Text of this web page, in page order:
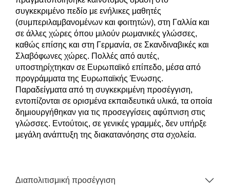
συγκεκριμένο πεδίο με ενήλικες μαθητές
(συμπεριλαμβανομένων και φοιτητών), στη Γαλλία και
σε άλλες χώρες όπου μιλούν ρωμανικές γλώσσες,
καθώς επίσης και στη Γερμανία, σε Σκανδιναβικές και
Σλαβόφωνες χώρες. Πολλές από αυτές,
υποστηρίχτηκαν σε Ευρωπαϊκό επίπεδο, μέσα από
προγράμματα της Ευρωπαϊκής Ένωσης.
Παραδείγματα από τη συγκεκριμένη προσέγγιση,
εντοπίζονται σε ορισμένα εκπαιδευτικά υλικά, τα οποία
δημιουργήθηκαν για τις προσεγγίσεις αφύπνιση στις
γλώσσες. Εντούτοις, σε γενικές γραμμές, δεν υπήρξε
μεγάλη ανάπτυξη της διακατανόησης στα σχολεία.
Διαπολιτισμική προσέγγιση